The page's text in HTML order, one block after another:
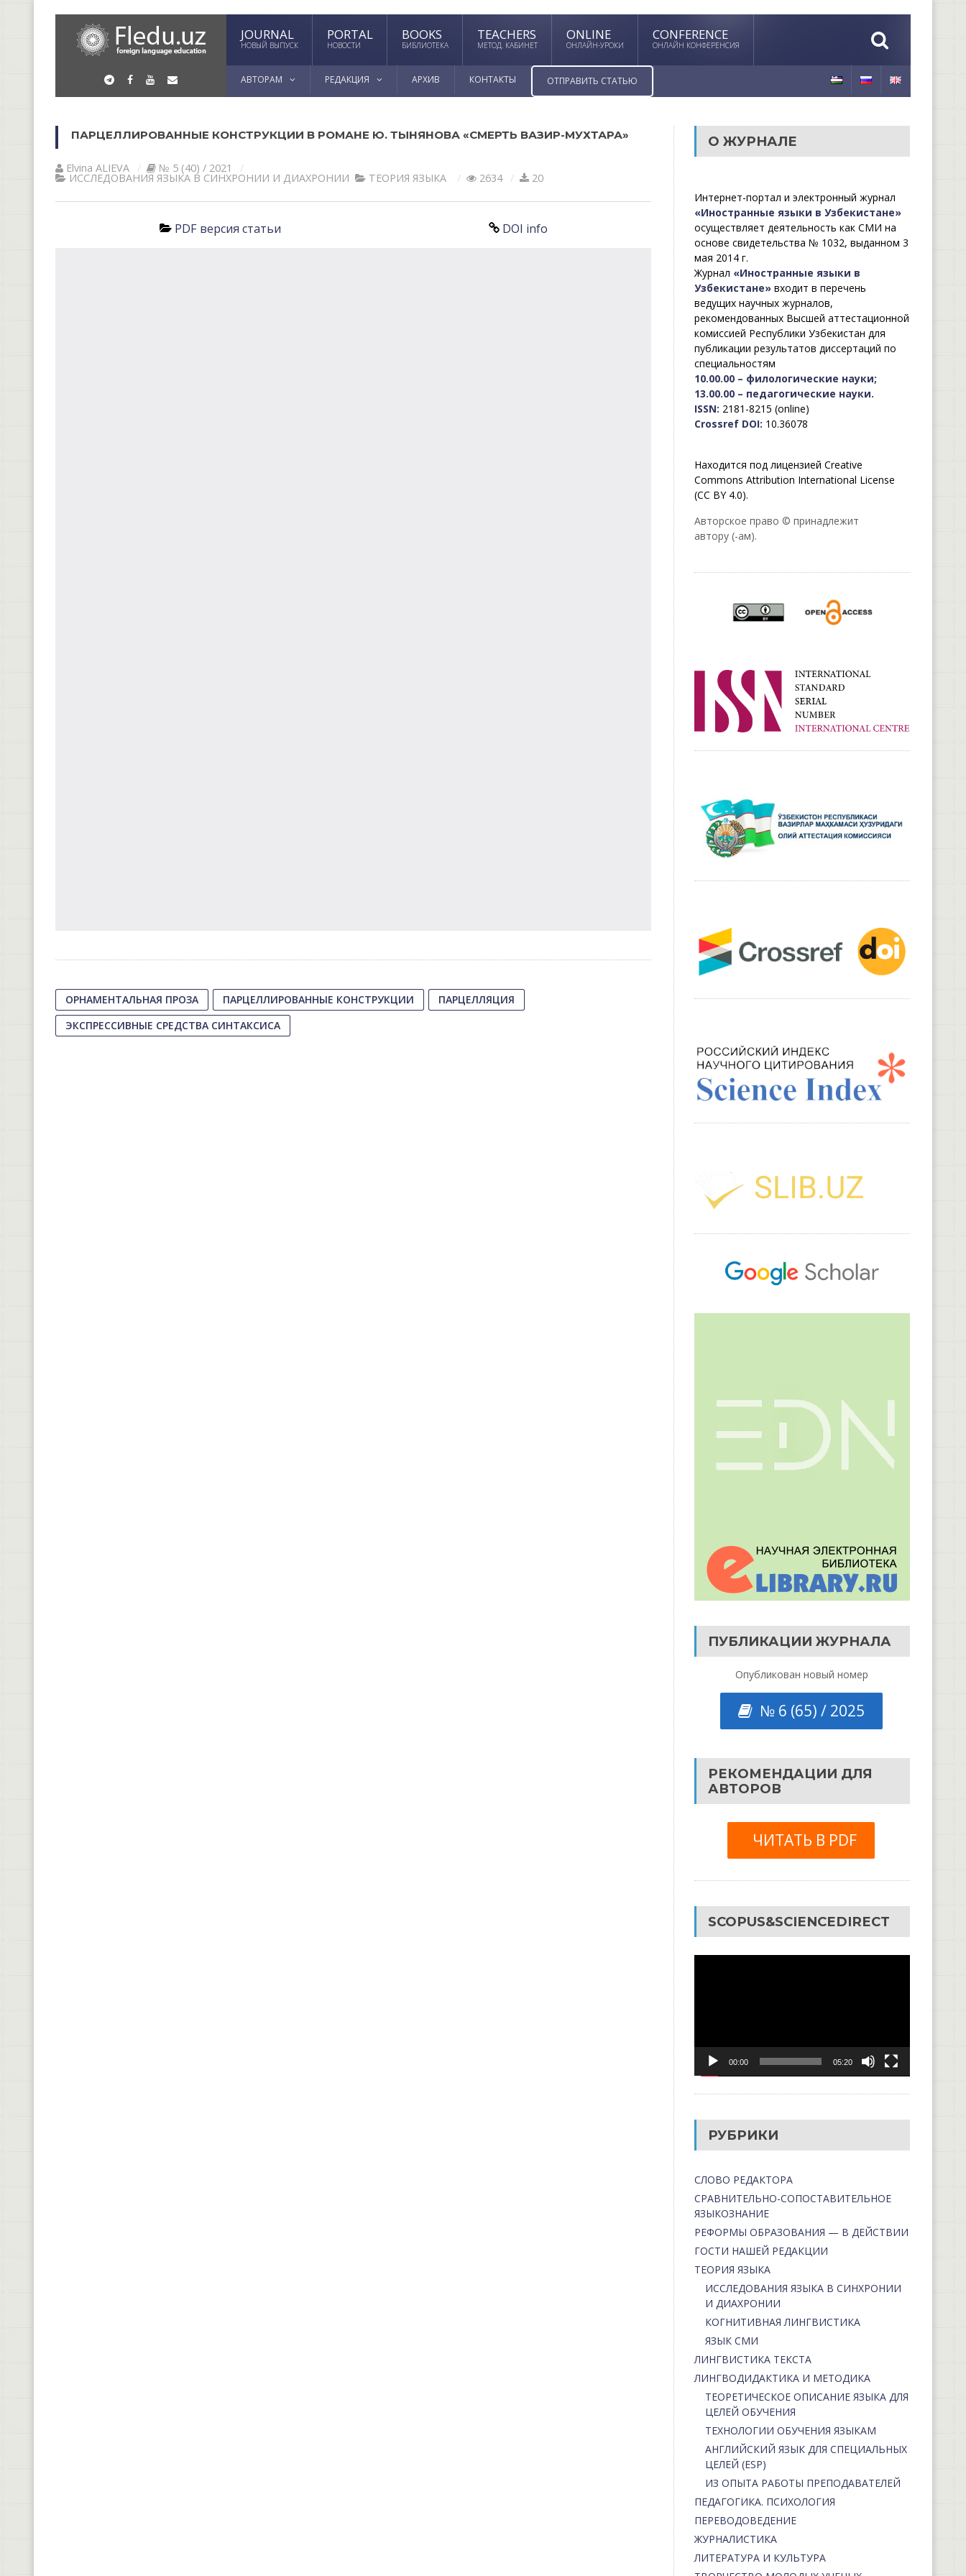
JOURNAL
НОВЫЙ ВЫПУСК
PORTAL
НОВОСТИ
BOOKS
БИБЛИОТЕКА
TEACHERS
МЕТОД. КАБИНЕТ
ONLINE
ОНЛАЙН-УРОКИ
CONFERENCE
ОНЛАЙН КОНФЕРЕНСИЯ
АВТОРАМ РЕДАКЦИЯ АРХИВ КОНТАКТЫ ОТПРАВИТЬ СТАТЬЮ
ПАРЦЕЛЛИРОВАННЫЕ КОНСТРУКЦИИ В РОМАНЕ Ю. ТЫНЯНОВА «СМЕРТЬ ВАЗИР-МУХТАРА»
Elvina АLIEVА № 5 (40) / 2021
ИССЛЕДОВАНИЯ ЯЗЫКА В СИНХРОНИИ И ДИАХРОНИИ ТЕОРИЯ ЯЗЫКА 2634 20
PDF версия статьи DOI info
ОРНАМЕНТАЛЬНАЯ ПРОЗА ПАРЦЕЛЛИРОВАННЫЕ КОНСТРУКЦИИ
ПАРЦЕЛЛЯЦИЯ
ЭКСПРЕССИВНЫЕ СРЕДСТВА СИНТАКСИСА
О ЖУРНАЛЕ
Интернет-портал и электронный журнал
«Иностранные языки в Узбекистане»
осуществляет деятельность как СМИ на
основе свидетельства № 1032, выданном 3
мая 2014 г.
Журнал «Иностранные языки в
Узбекистане»входит в перечень
ведущих научных журналов,
рекомендованных Высшей аттестационной
комиссией Республики Узбекистан для
публикации результатов диссертаций по
специальностям
10.00.00 – филологические науки;
13.00.00 – педагогические науки.
ISSN: 2181-8215 (online)
Crossref DOI: 10.36078
Находится под лицензией Creative
Commons Attribution International License
(CC BY 4.0).
Авторское право © принадлежит
автору (-ам).
ПУБЛИКАЦИИ ЖУРНАЛА
Опубликован новый номер
№ 6 (65) / 2025
РЕКОМЕНДАЦИИ ДЛЯ
АВТОРОВ
ЧИТАТЬ В PDF
SCOPUS&SCIENCEDIRECT
00:00 05:20
РУБРИКИ
СЛОВО РЕДАКТОРА
СРАВНИТЕЛЬНО-СОПОСТАВИТЕЛЬНОЕ
ЯЗЫКОЗНАНИЕ
РЕФОРМЫ ОБРАЗОВАНИЯ — В ДЕЙСТВИИ
ГОСТИ НАШЕЙ РЕДАКЦИИ
ТЕОРИЯ ЯЗЫКА
ИССЛЕДОВАНИЯ ЯЗЫКА В СИНХРОНИИ
И ДИАХРОНИИ
КОГНИТИВНАЯ ЛИНГВИСТИКА
ЯЗЫК СМИ
ЛИНГВИСТИКА ТЕКСТА
ЛИНГВОДИДАКТИКА И МЕТОДИКА
ТЕОРЕТИЧЕСКОЕ ОПИСАНИЕ ЯЗЫКА ДЛЯ
ЦЕЛЕЙ ОБУЧЕНИЯ
ТЕХНОЛОГИИ ОБУЧЕНИЯ ЯЗЫКАМ
АНГЛИЙСКИЙ ЯЗЫК ДЛЯ СПЕЦИАЛЬНЫХ
ЦЕЛЕЙ (ESP)
ИЗ ОПЫТА РАБОТЫ ПРЕПОДАВАТЕЛЕЙ
ПЕДАГОГИКА. ПСИХОЛОГИЯ
ПЕРЕВОДОВЕДЕНИЕ
ЖУРНАЛИСТИКА
ЛИТЕРАТУРА И КУЛЬТУРА